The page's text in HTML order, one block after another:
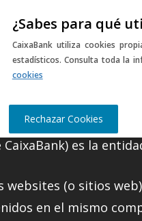
¿Sabes para qué
CaixaBank utiliza cookies
estadísticos. Consulta toda la
cookies
Rechazar Cookies
Music Sports
del
CaixaBank) es la
websites (o sitios
en el mismo